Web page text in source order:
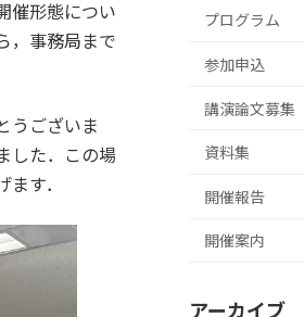
催形態につい
，事務局まで
うございま
した．この場
す．
プログラム
参加申込
講演論文募集
資料集
開催報告
開催案内
アーカイブ